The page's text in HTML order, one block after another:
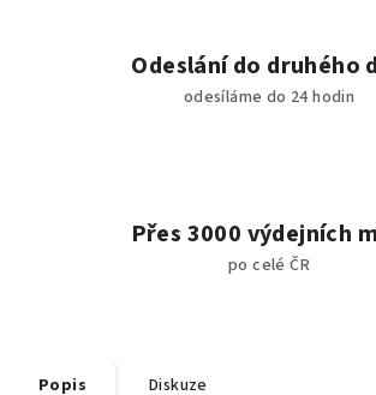
Odeslání do druhého
odesíláme do 24 hodin
Přes 3000 výdejních
po celé ČR
Popis Diskuze